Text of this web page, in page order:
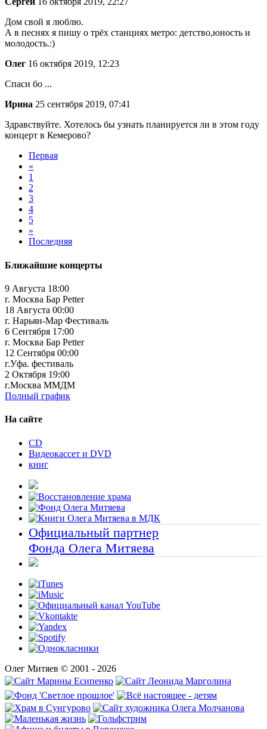
Дом свой я люблю.
А в песнях я пишу о трёх станциях метро: детство,юность и
молодость.:)
Олег 16 октября 2019, 12:23
Спаси бо ...
Ирина 25 сентября 2019, 07:41
Здравствуйте. Хотелось бы узнать планируется ли в этом году
концерт в Кемерово?
Первая
«
1
2
3
4
5
»
Последняя
Ближайшие концерты
9 Августа 18:00
г. Москва Бар Petter
18 Августа 00:00
г. Нарьян-Мар Фестиваль
6 Сентября 17:00
г. Москва Бар Petter
12 Сентября 00:00
г.Уфа. фестиваль
2 Октября 19:00
г.Москва ММДМ
Полный график
На сайте
CD
Видеокассет и DVD
книг
Официальный партнер
Фонда Олега Митяева
Олег Митяев © 2001 - 2026